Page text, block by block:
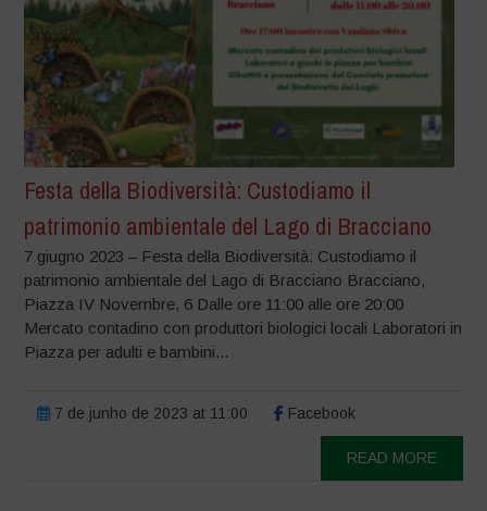
Festa della Biodiversità: Custodiamo il
patrimonio ambientale del Lago di Bracciano
7 giugno 2023 – Festa della Biodiversità: Custodiamo il
patrimonio ambientale del Lago di Bracciano Bracciano,
Piazza IV Novembre, 6 Dalle ore 11:00 alle ore 20:00
Mercato contadino con produttori biologici locali Laboratori in
Piazza per adulti e bambini...
7 de junho de 2023 at 11:00 Facebook
READ MORE